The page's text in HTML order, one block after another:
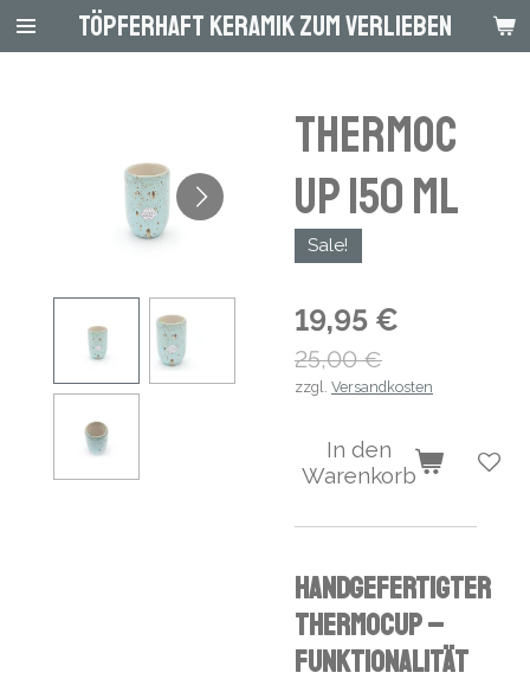
Zum
Hauptinhalt
Töpferhaft Keramik zum Verlieben
Thermoc
up 150 ml
Sale!
19,95 €
25,00 €
zzgl. Versandkosten
In den
Warenkorb
Handgefertigter
Thermocup –
Funktionalität